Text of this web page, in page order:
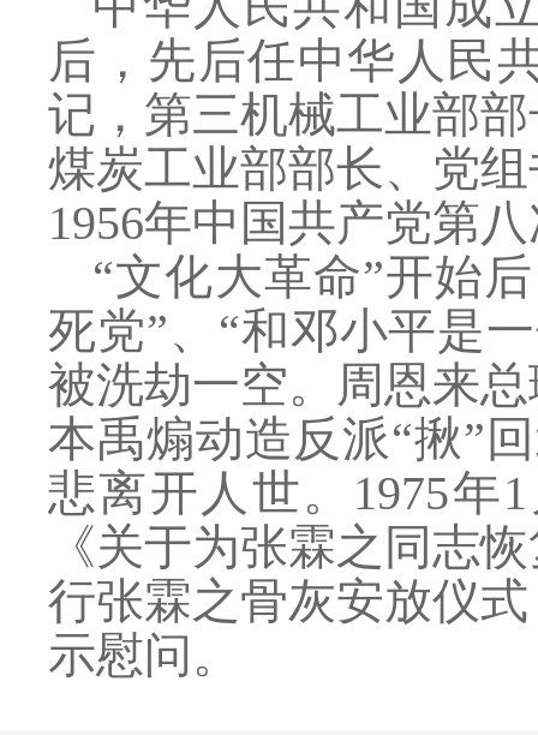
后，先后任中华人民
记，第三机械工业部
煤炭工业部部长、党
1956年中国共产党第
“文化大革命”开始
死党”、“和邓小平是
被洗劫一空。周恩来
本禹煽动造反派“揪”
悲离开人世。1975年
《关于为张霖之同志
行张霖之骨灰安放仪
示慰问。